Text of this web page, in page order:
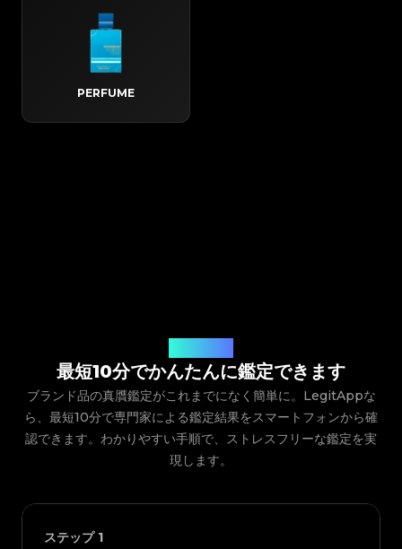
PERFUME
最短10分でかんたんに鑑定できます
ブランド品の真贋鑑定がこれまでになく簡単に。LegitAppな
ら、最短10分で専門家による鑑定結果をスマートフォンから確
認できます。わかりやすい手順で、ストレスフリーな鑑定を実
現します。
ステップ 1